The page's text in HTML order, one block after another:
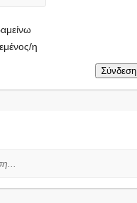
η
Σύνδεση